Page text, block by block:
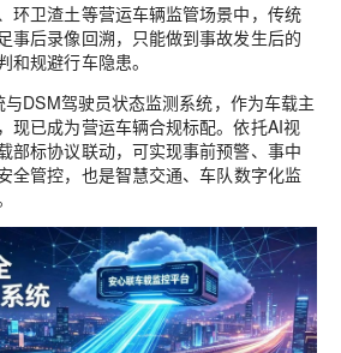
环卫渣土等营运车辆监管场景中，传统
事后录像回溯，只能做到事故发生后的
和规避行车隐患。
DSM驾驶员状态监测系统，作为车载主
现已成为营运车辆合规标配。依托AI视
部标协议联动，可实现事前预警、事中
全管控，也是智慧交通、车队数字化监